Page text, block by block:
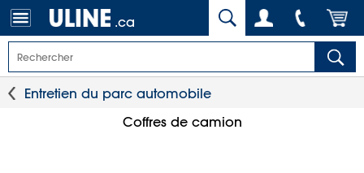
.ca
Entretien du parc automobile
Coffres de camion